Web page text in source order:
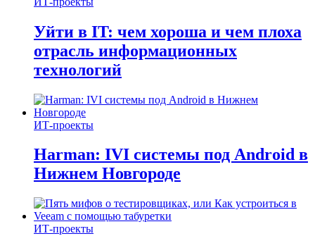
Уйти в IT: чем хороша и чем плоха
отрасль информационных
технологий
ИТ-проекты
Harman: IVI системы под Android в
Нижнем Новгороде
ИТ-проекты